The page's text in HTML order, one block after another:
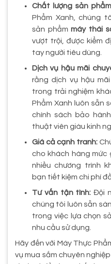
Chất lượng sản
Phẩm Xanh, chúng
sản phẩmmáy thái
vượt trội, được kiểm
tay người tiêu dùng.
Dịch vụ hậu mãi
rằng dịch vụ hậu
trong trải nghiệm
Phẩm Xanh luôn sẵn
chính sách bảo
thuật viên giàu kinh
Giá cả cạnh tranh:
cho khách hàng mức
nhiều chương trình
bạn tiết kiệm chi phí
Tư vấn tận tình: Đội
chúng tôi luôn sẵn
trong việc lựa chọn
nhu cầu sử dụng.
Hãy đến với Máy Thực
vụ mua sắm chuyên